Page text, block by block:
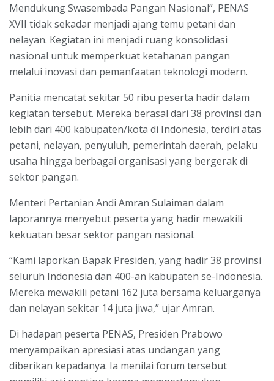
Mendukung Swasembada Pangan Nasional”, PENAS
XVII tidak sekadar menjadi ajang temu petani dan
nelayan. Kegiatan ini menjadi ruang konsolidasi
nasional untuk memperkuat ketahanan pangan
melalui inovasi dan pemanfaatan teknologi modern.
Panitia mencatat sekitar 50 ribu peserta hadir dalam
kegiatan tersebut. Mereka berasal dari 38 provinsi dan
lebih dari 400 kabupaten/kota di Indonesia, terdiri atas
petani, nelayan, penyuluh, pemerintah daerah, pelaku
usaha hingga berbagai organisasi yang bergerak di
sektor pangan.
Menteri Pertanian Andi Amran Sulaiman dalam
laporannya menyebut peserta yang hadir mewakili
kekuatan besar sektor pangan nasional.
“Kami laporkan Bapak Presiden, yang hadir 38 provinsi
seluruh Indonesia dan 400-an kabupaten se-Indonesia.
Mereka mewakili petani 162 juta bersama keluarganya
dan nelayan sekitar 14 juta jiwa,” ujar Amran.
Di hadapan peserta PENAS, Presiden Prabowo
menyampaikan apresiasi atas undangan yang
diberikan kepadanya. Ia menilai forum tersebut